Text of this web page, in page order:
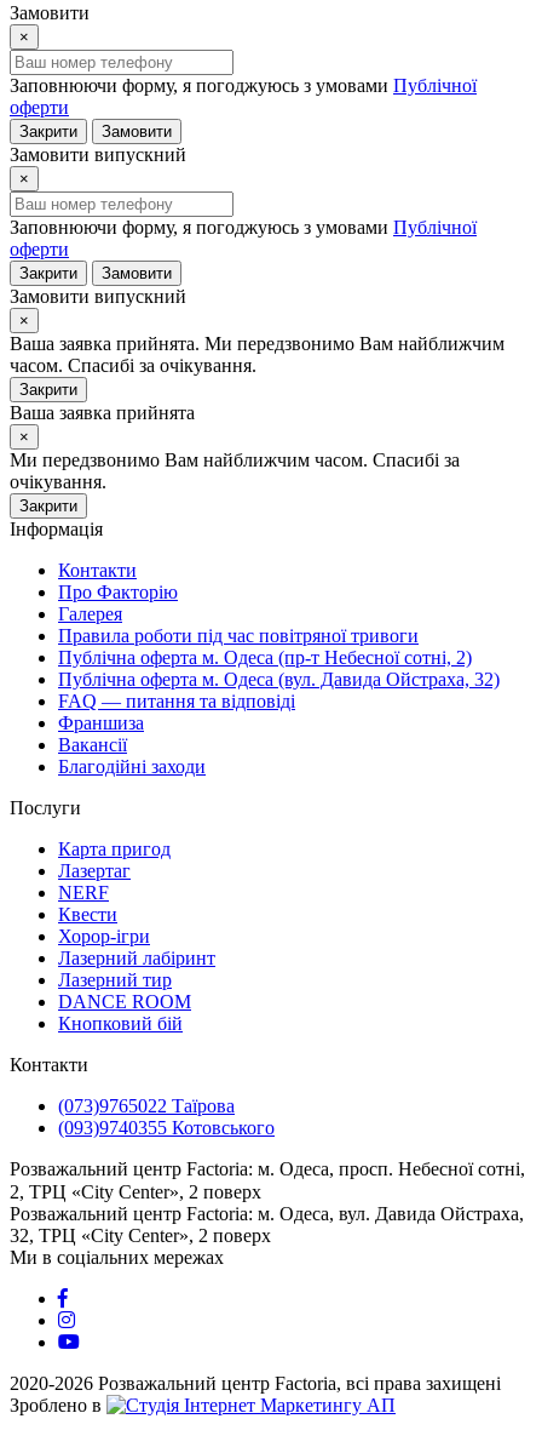
Замовити
×
Заповнюючи форму, я погоджуюсь з умовами Публічної
оферти
Закрити Замовити
Замовити випускний
×
Заповнюючи форму, я погоджуюсь з умовами Публічної
оферти
Закрити Замовити
Замовити випускний
×
Ваша заявка прийнята. Ми передзвонимо Вам найближчим
часом. Спасибі за очікування.
Закрити
Ваша заявка прийнята
×
Ми передзвонимо Вам найближчим часом. Спасибі за
очікування.
Закрити
Інформація
Контакти
Про Факторію
Галерея
Правила роботи під час повітряної тривоги
Публічна оферта м. Одеса (пр-т Небесної сотні, 2)
Публічна оферта м. Одеса (вул. Давида Ойстраха, 32)
FAQ — питання та відповіді
Франшиза
Вакансії
Благодійні заходи
Послуги
Карта пригод
Лазертаг
NERF
Квести
Хорор-ігри
Лазерний лабіринт
Лазерний тир
DANCE ROOM
Кнопковий бій
Контакти
(073)9765022 Таїрова
(093)9740355 Котовського
Розважальний центр Factoria: м. Одеса, просп. Небесної сотні,
2, ТРЦ «City Center», 2 поверх
Розважальний центр Factoria: м. Одеса, вул. Давида Ойстраха,
32, ТРЦ «City Center», 2 поверх
Ми в соціальних мережах
2020-2026 Розважальний центр Factoria, всі права захищені
Зроблено в